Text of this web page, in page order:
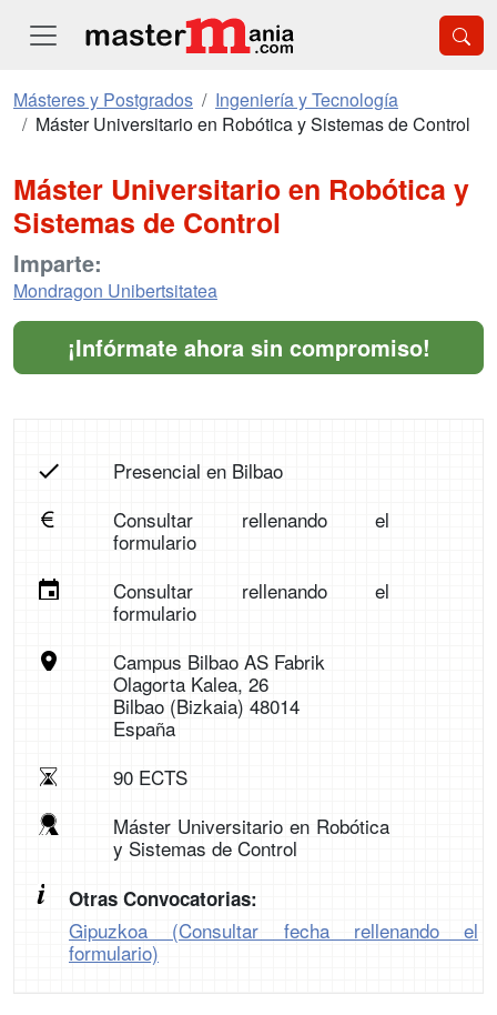
Másteres y Postgrados
Ingeniería y Tecnología
Máster Universitario en Robótica y Sistemas de Control
Máster Universitario en Robótica y
Sistemas de Control
Imparte:
Mondragon Unibertsitatea
¡Infórmate ahora sin compromiso!
Presencial en Bilbao
Consultar rellenando el
formulario
Consultar rellenando el
formulario
Campus Bilbao AS Fabrik
Olagorta Kalea, 26
Bilbao (Bizkaia) 48014
España
90 ECTS
Máster Universitario en Robótica
y Sistemas de Control
Otras Convocatorias:
Gipuzkoa (Consultar fecha rellenando el
formulario)